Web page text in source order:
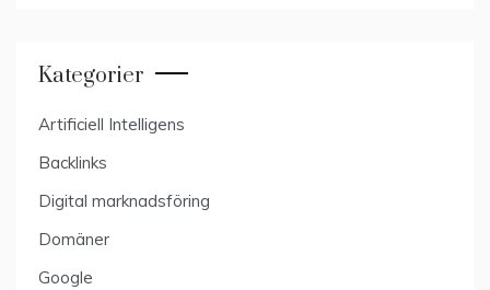
Kategorier
Artificiell Intelligens
Backlinks
Digital marknadsföring
Domäner
Google